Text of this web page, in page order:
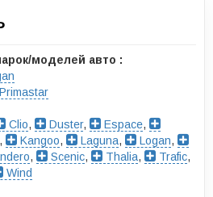
моделей авто :
Primastar
Clio, Duster, Espace,
, Kangoo, Laguna, Logan,
, Scenic, Thalia, Trafic,
Wind